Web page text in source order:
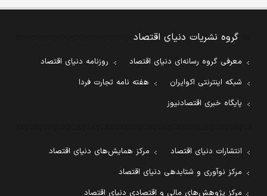
گروه نشریات دنیای اقتصاد
معرفی گروه رسانه‌ای دنیای اقتصاد
روزنامه دنیای اقتصاد
شبکه اینترنتی اکوایران
هفته نامه تجارت فردا
پایگاه خبری اقتصادنیوز
انتشارات دنیای اقتصاد
مرکز همایش‌های دنیای اقتصاد
مرکز نوآوری و شتابدهی دنیای اقتصاد
مرکز پژوهش‌های مالی و اقتصادی دنیای اقتصاد